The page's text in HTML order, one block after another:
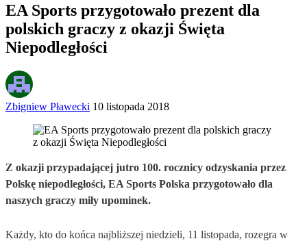
EA Sports przygotowało prezent dla
polskich graczy z okazji Święta
Niepodległości
Zbigniew Pławecki 10 listopada 2018
Z okazji przypadającej jutro 100. rocznicy odzyskania przez
Polskę niepodległości, EA Sports Polska przygotowało dla
naszych graczy miły upominek.
Każdy, kto do końca najbliższej niedzieli, 11 listopada, rozegra w